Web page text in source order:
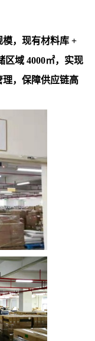
，现有材料库 +
区域 4000㎡，实现
，保障供应链高